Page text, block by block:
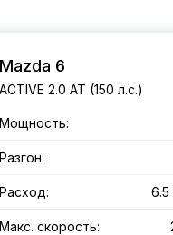
Mazda 6
ACTIVE 2.0 AT (150 л.с.)
Мощность:
Разгон:
Расход: 6.5
Макс. скорость: